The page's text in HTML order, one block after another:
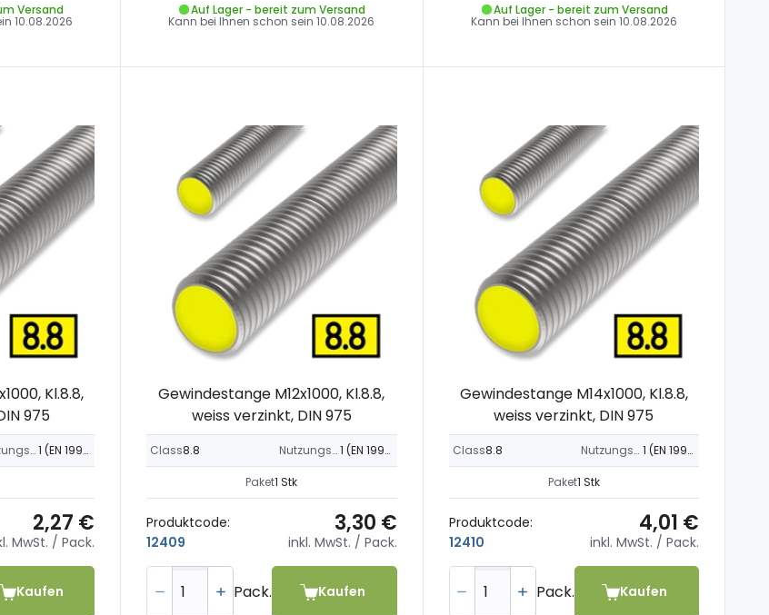
Versand
10.08.2026
Auf Lager - bereit zum Versand
Kann bei Ihnen schon sein10.08.2026
Auf Lager - bereit zum Versand
Kann bei Ihnen schon sein 10.08.2026
Kl.8.8,
975
Nutzungsklasse 1 (EN 1995-1-1)
2,27 €
MwSt. / Pack.
Kaufen
Gewindestange M12x1000, Kl.8.8,
weiss verzinkt, DIN 975
Class8.8 Nutzungsklasse 1 (EN 1995-1-1)
Paket1 Stk
Produktcode:
12409
3,30 €
inkl. MwSt. / Pack.
Pack. Kaufen
Gewindestange M14x1000, Kl.8.8,
weiss verzinkt, DIN 975
Class8.8 Nutzungsklasse 1 (EN 1995-1-1)
Paket1 Stk
Produktcode:
12410
4,01 €
inkl. MwSt. / Pack.
Pack. Kaufen